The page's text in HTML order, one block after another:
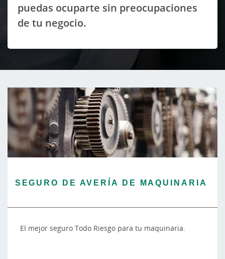
puedas ocuparte sin preocupaciones
de tu negocio.
SEGURO DE AVERÍA DE MAQUINARIA
El mejor seguro Todo Riesgo para tu maquinaria.